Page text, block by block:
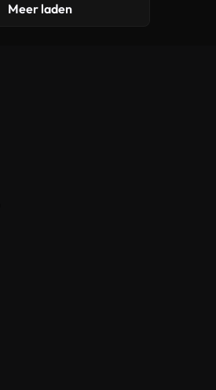
Meer laden